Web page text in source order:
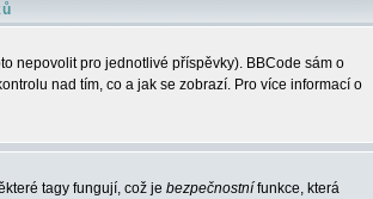
nepovolit pro jednotlivé příspěvky). BBCode sám o
nad tím, co a jak se zobrazí. Pro více informací o
tagy fungují, což je bezpečnostní funkce, která